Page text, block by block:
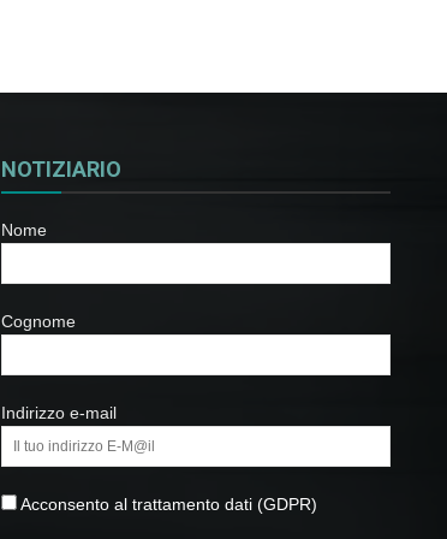
NOTIZIARIO
Nome
Cognome
Indirizzo e-mail
Acconsento al trattamento dati (GDPR)